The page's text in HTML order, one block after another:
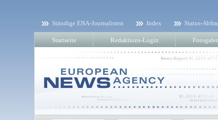
Ständige ENA-Journalisten Index Status-
Startseite Redaktions-Login